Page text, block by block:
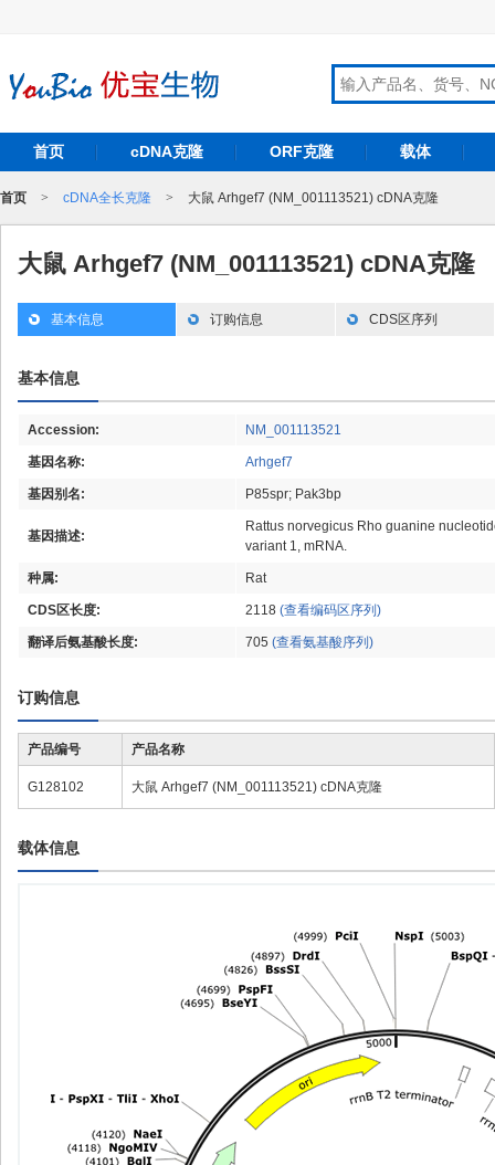
首页 cDNA克隆 ORF克隆 载体
首页 > cDNA全长克隆 > 大鼠 Arhgef7 (NM_001113521) cDNA克隆
大鼠 Arhgef7 (NM_001113521) cDNA克隆
基本信息 订购信息 CDS区序列
基本信息
Accession: NM_001113521
基因名称: Arhgef7
基因别名: P85spr; Pak3bp
基因描述:
Rattus norvegicus Rho guanine
variant 1, mRNA.
种属: Rat
CDS区长度: 2118 (查看编码区序列)
翻译后氨基酸长度: 705 (查看氨基酸序列)
订购信息
产品编号 产品名称
G128102 大鼠 Arhgef7 (NM_001113521) cDNA克隆
载体信息